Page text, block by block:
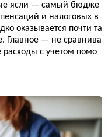
ясли — самый бюдже
и налоговых в
оказывается почти та
Главное — не сравнива
расходы с учетом помо